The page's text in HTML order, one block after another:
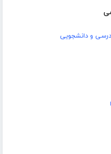
و دانشجویی